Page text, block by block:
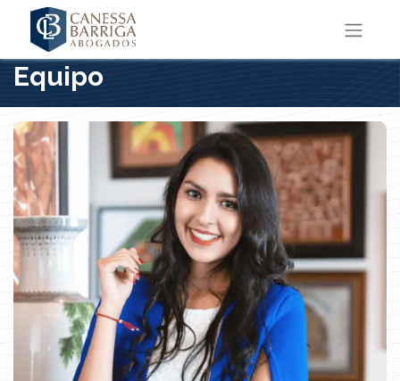
Equipo